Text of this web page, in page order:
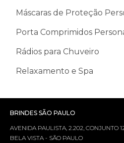
Máscaras de Proteção
Porta Comprimidos
Rádios para Chuveiro
Relaxamento e Spa
BRINDES SÃO PAULO
AVENIDA PAULISTA, 2.202, CONJUNTO
BELA VISTA - SÃO PAULO